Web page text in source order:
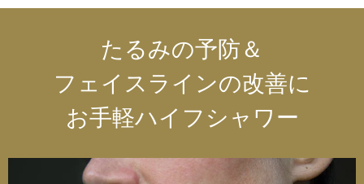
たるみの予防＆
フェイスラインの改善に
お手軽ハイフシャワー